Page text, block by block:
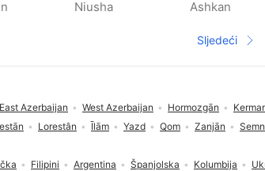
Niusha Ashkan
Sljedeći
Filipini Argentina Španjolska Kolumbija
East Azerbaijan West Azerbaijan Hormozgān
Lorestân Īlām Yazd Qom Zanjān